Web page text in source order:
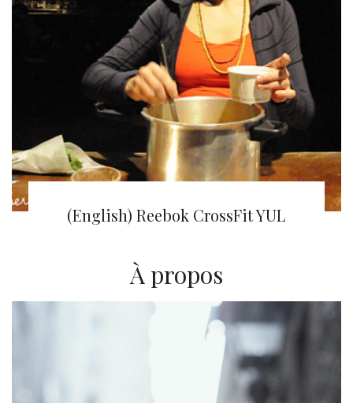
(English) Avant-garde Yoga Classes
(English) Reebok CrossFit YUL
À propos